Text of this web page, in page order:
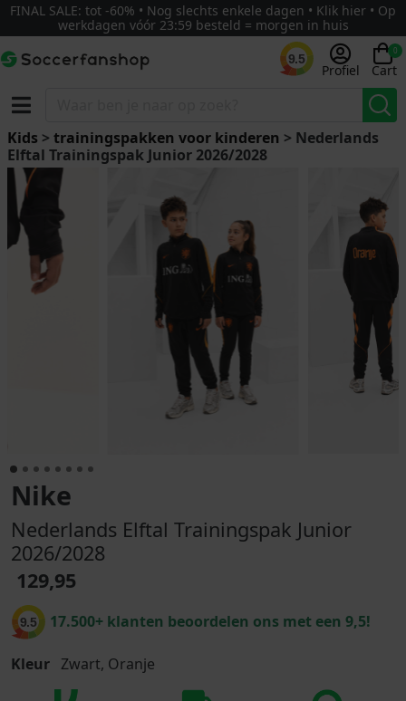
FINAL SALE: tot -60% • Nog slechts enkele dagen • Klik hier • Op
werkdagen vóór 23:59 besteld = morgen in huis
9.5
Profiel
0
Cart
Kids >trainingspakken voor kinderen > Nederlands
Elftal Trainingspak Junior 2026/2028
Nike
Nederlands Elftal Trainingspak Junior
2026/2028
129,95
9.5 17.500+ klanten beoordelen ons met een 9,5!
Kleur Zwart, Oranje